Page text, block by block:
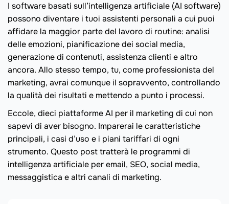
I software basati sull’intelligenza artificiale (AI software)
possono diventare i tuoi assistenti personali a cui puoi
affidare la maggior parte del lavoro di routine: analisi
delle emozioni, pianificazione dei social media,
generazione di contenuti, assistenza clienti e altro
ancora. Allo stesso tempo, tu, come professionista del
marketing, avrai comunque il sopravvento, controllando
la qualità dei risultati e mettendo a punto i processi.
Eccole, dieci piattaforme AI per il marketing di cui non
sapevi di aver bisogno. Imparerai le caratteristiche
principali, i casi d’uso e i piani tariffari di ogni
strumento. Questo post tratterà le programmi di
intelligenza artificiale per email, SEO, social media,
messaggistica e altri canali di marketing.